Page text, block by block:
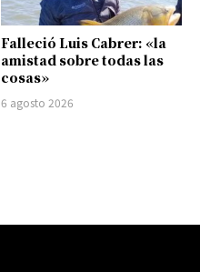
Falleció Luis Cabrer: «la
amistad sobre todas las
cosas»
6 agosto 2026